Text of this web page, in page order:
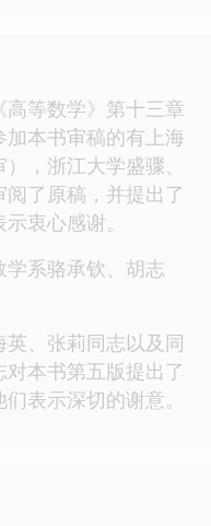
等数学》第十三章
本书审稿的有上海
，浙江大学盛骤、
了原稿，并提出了
衷心感谢。
系骆承钦、胡志
、张莉同志以及同
本书第五版提出了
表示深切的谢意。